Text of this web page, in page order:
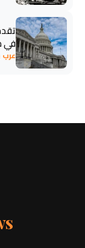
في
عرب